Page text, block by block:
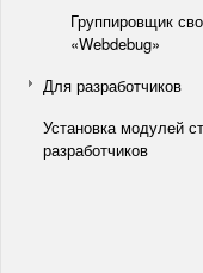
Группировщик
«Webdebug»
Для разработчиков
Установка модулей
разработчиков